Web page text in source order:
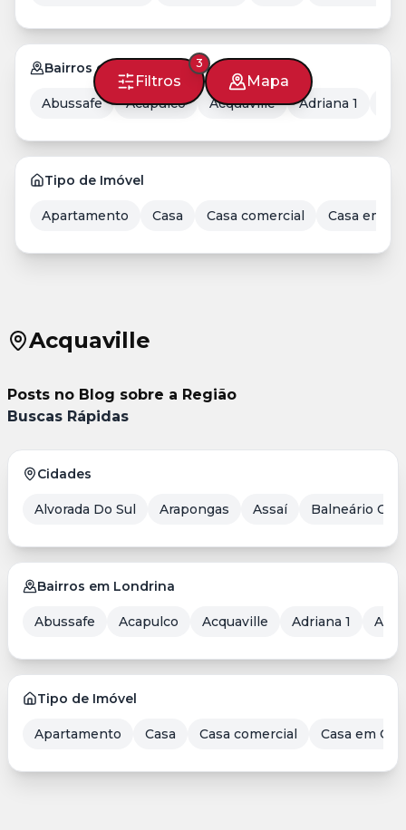
Filtros
3
Mapa
Bairros em Londrina
Abussafe Acapulco Acquaville Adriana 1
Tipo de Imóvel
Apartamento Casa Casa comercial Casa em
Acquaville
Posts no Blog sobre a Região
Buscas Rápidas
Cidades
Alvorada Do Sul Arapongas Assaí Balneário
Bairros em Londrina
Abussafe Acapulco Acquaville Adriana 1
Tipo de Imóvel
Apartamento Casa Casa comercial Casa em